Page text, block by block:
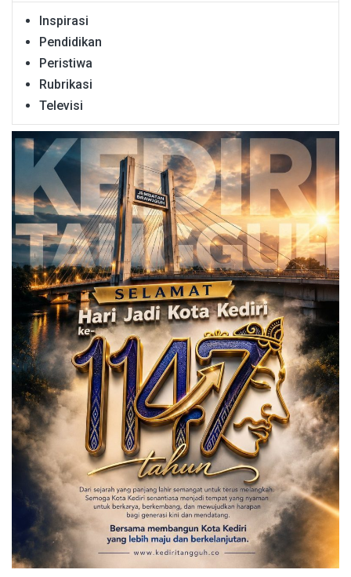
Inspirasi
Pendidikan
Peristiwa
Rubrikasi
Televisi